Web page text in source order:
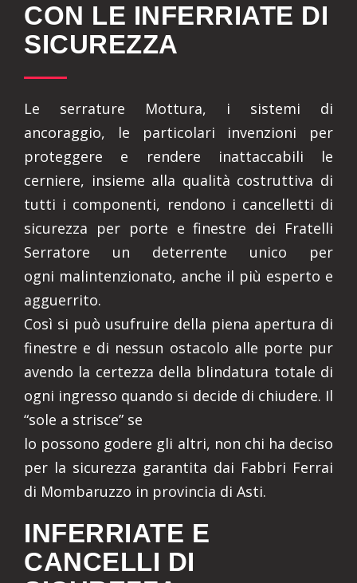
CON LE INFERRIATE DI
SICUREZZA
Le serrature Mottura, i sistemi di
ancoraggio, le particolari invenzioni per
proteggere e rendere inattaccabili le
cerniere, insieme alla qualità costruttiva di
tutti i componenti, rendono i cancelletti di
sicurezza per porte e finestre dei Fratelli
Serratore un deterrente unico per
ogni malintenzionato, anche il più esperto e
agguerrito.
Così si può usufruire della piena apertura di
finestre e di nessun ostacolo alle porte pur
avendo la certezza della blindatura totale di
ogni ingresso quando si decide di chiudere. Il
“sole a strisce” se
lo possono godere gli altri, non chi ha deciso
per la sicurezza garantita dai Fabbri Ferrai
di Mombaruzzo in provincia di Asti.
INFERRIATE E
CANCELLI DI